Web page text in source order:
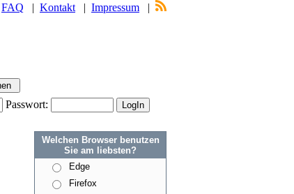
FAQ | Kontakt | Impressum |
Passwort:
Welchen Browser benutzen
Sie am liebsten?
Edge
Firefox